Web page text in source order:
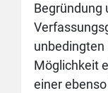
Begründung
unbedingten
Möglichkeit
einer